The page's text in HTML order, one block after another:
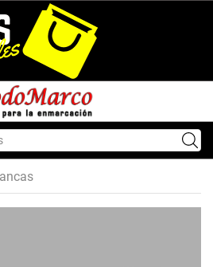
input